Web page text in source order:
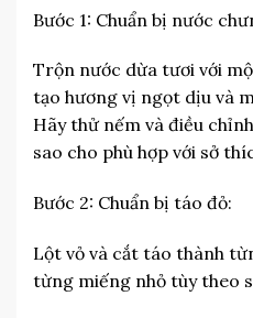
Bước 1: Chuẩn bị nước
Trộn nước dừa tươi với
tạo hương vị ngọt dịu và
Hãy thử nếm và điều
sao cho phù hợp với sở
Bước 2: Chuẩn bị táo đỏ:
Lột vỏ và cắt táo thành
từng miếng nhỏ tùy theo